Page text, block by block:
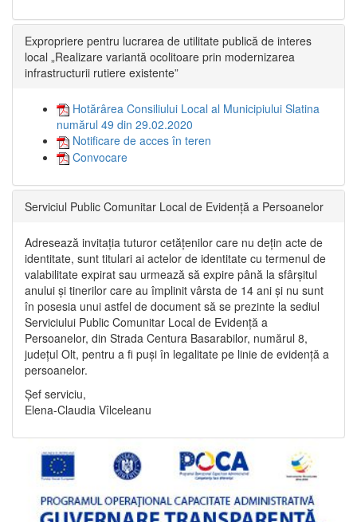
Expropriere pentru lucrarea de utilitate publică de interes
local „Realizare variantă ocolitoare prin modernizarea
infrastructurii rutiere existente”
Hotărârea Consiliului Local al Municipiului Slatina
numărul 49 din 29.02.2020
Notificare de acces în teren
Convocare
Serviciul Public Comunitar Local de Evidență a Persoanelor
Adresează invitația tuturor cetățenilor care nu dețin acte de
identitate, sunt titulari ai actelor de identitate cu termenul de
valabilitate expirat sau urmează să expire până la sfârșitul
anului și tinerilor care au împlinit vârsta de 14 ani și nu sunt
în posesia unui astfel de document să se prezinte la sediul
Serviciului Public Comunitar Local de Evidență a
Persoanelor, din Strada Centura Basarabilor, numărul 8,
județul Olt, pentru a fi puși în legalitate pe linie de evidență a
persoanelor.
Șef serviciu,
Elena-Claudia Vîlceleanu